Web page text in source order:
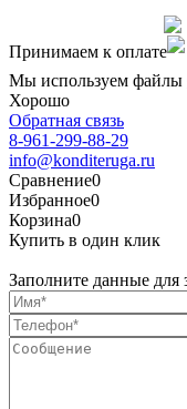
Принимаем к оплате
Мы используем файлы
Хорошо
Обратная связь
8-961-299-88-29
info@konditeruga.ru
Сравнение0
Избранное0
Корзина0
Купить в один клик
Заполните данные для